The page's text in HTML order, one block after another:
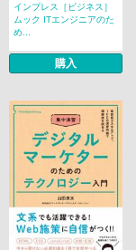
インプレス［ビジネス］
ムック ITエンジニアのた
め...
購入